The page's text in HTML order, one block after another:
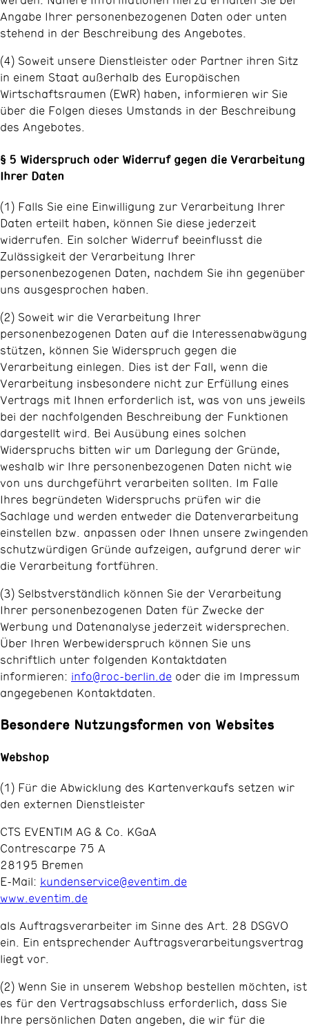
Angabe Ihrer personenbezogenen Daten oder unten
stehend in der Beschreibung des Angebotes.
(4) Soweit unsere Dienstleister oder Partner ihren Sitz
in einem Staat außerhalb des Europäischen
Wirtschaftsraumen (EWR) haben, informieren wir Sie
über die Folgen dieses Umstands in der Beschreibung
des Angebotes.
§ 5 Widerspruch oder Widerruf gegen die Verarbeitung
Ihrer Daten
(1) Falls Sie eine Einwilligung zur Verarbeitung Ihrer
Daten erteilt haben, können Sie diese jederzeit
widerrufen. Ein solcher Widerruf beeinflusst die
Zulässigkeit der Verarbeitung Ihrer
personenbezogenen Daten, nachdem Sie ihn gegenüber
uns ausgesprochen haben.
(2) Soweit wir die Verarbeitung Ihrer
personenbezogenen Daten auf die Interessenabwägung
stützen, können Sie Widerspruch gegen die
Verarbeitung einlegen. Dies ist der Fall, wenn die
Verarbeitung insbesondere nicht zur Erfüllung eines
Vertrags mit Ihnen erforderlich ist, was von uns jeweils
bei der nachfolgenden Beschreibung der Funktionen
dargestellt wird. Bei Ausübung eines solchen
Widerspruchs bitten wir um Darlegung der Gründe,
weshalb wir Ihre personenbezogenen Daten nicht wie
von uns durchgeführt verarbeiten sollten. Im Falle
Ihres begründeten Widerspruchs prüfen wir die
Sachlage und werden entweder die Datenverarbeitung
einstellen bzw. anpassen oder Ihnen unsere zwingenden
schutzwürdigen Gründe aufzeigen, aufgrund derer wir
die Verarbeitung fortführen.
(3) Selbstverständlich können Sie der Verarbeitung
Ihrer personenbezogenen Daten für Zwecke der
Werbung und Datenanalyse jederzeit widersprechen.
Über Ihren Werbewiderspruch können Sie uns
schriftlich unter folgenden Kontaktdaten
informieren: info@roc-berlin.de oder die im Impressum
angegebenen Kontaktdaten.
Besondere Nutzungsformen von Websites
Webshop
(1) Für die Abwicklung des Kartenverkaufs setzen wir
den externen Dienstleister
CTS EVENTIM AG & Co. KGaA
Contrescarpe 75 A
28195 Bremen
E-Mail: kundenservice@eventim.de
www.eventim.de
als Auftragsverarbeiter im Sinne des Art. 28 DSGVO
ein. Ein entsprechender Auftragsverarbeitungsvertrag
liegt vor.
(2) Wenn Sie in unserem Webshop bestellen möchten, ist
es für den Vertragsabschluss erforderlich, dass Sie
Ihre persönlichen Daten angeben, die wir für die